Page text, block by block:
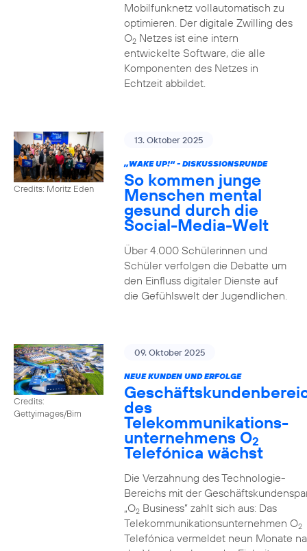
Mobilfunknetz vollautomatisch zu
optimieren. Der digitale Zwilling des
O2Netzes ist eine intern
entwickelte Software, die alle
Komponenten des Netzes in
Echtzeit abbildet.
Credits: Moritz Eden
13. Oktober 2025
„WAKE UP!“ - DISKUSSIONSRUNDE
So kommen junge
Menschen mental
gesund durch die
Social-Media-Welt
Über 4.000 Schülerinnen und
Schüler verfolgen die Debatte um
den Einfluss digitaler Dienste auf
die Gefühlswelt der Jugendlichen.
Credits:
Gettyimages/Bim
09. Oktober 2025
NEUE KUNDEN UND ERFOLGE
des
Telekommunikations­
unternehmens O2
Telefónica wächst
Die Verzahnung des Technologie-
Bereichs mit der
„O2Business” zahlt sich aus: Das
Telekommunikationsunternehmen O2
Telefónica vermeldet neun Monate